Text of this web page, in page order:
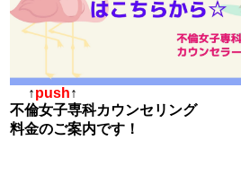
↑push↑
不倫女子専科カウンセリング
料金のご案内です！